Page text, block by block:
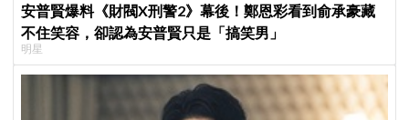
安普賢爆料《財閥X刑警2》幕後！鄭恩彩看到俞承豪藏
不住笑容，卻認為安普賢只是「搞笑男」
明星